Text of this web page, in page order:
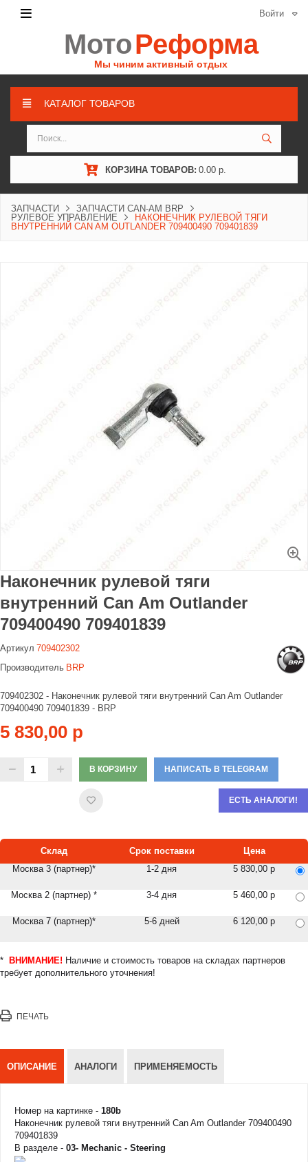
Войти
МотоРеформа
Мы чиним активный отдых
КАТАЛОГ ТОВАРОВ
КОРЗИНА ТОВАРОВ: 0.00 р.
ЗАПЧАСТИ
ЗАПЧАСТИ CAN-AM BRP
РУЛЕВОЕ УПРАВЛЕНИЕ
НАКОНЕЧНИК РУЛЕВОЙ ТЯГИ
ВНУТРЕННИЙ CAN AM OUTLANDER 709400490 709401839
Наконечник рулевой тяги
внутренний Can Am Outlander
709400490 709401839
Артикул 709402302
Производитель BRP
709402302 - Наконечник рулевой тяги внутренний Can Am Outlander
709400490 709401839 - BRP
5 830,00 р
В КОРЗИНУ НАПИСАТЬ В TELEGRAM
ЕСТЬ АНАЛОГИ!
Склад Срок поставки
Цена
Москва 3 (партнер)*
1-2 дня 5 830,00 р
Москва 2 (партнер) * 3-4 дня 5 460,00 р
Москва 7 (партнер)* 5-6 дней 6 120,00 р
* ВНИМАНИЕ! Наличие и стоимость товаров на складах партнеров
требует дополнительного уточнения!
ПЕЧАТЬ
ОПИСАНИЕ АНАЛОГИ ПРИМЕНЯЕМОСТЬ
Номер на картинке - 180b
Наконечник рулевой тяги внутренний Can Am Outlander 709400490
709401839
В разделе - 03- Mechanic - Steering